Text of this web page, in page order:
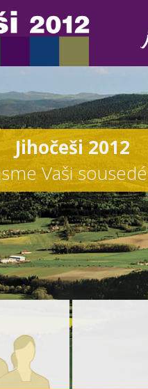
Jihočeši 2012
Vaši sousedé